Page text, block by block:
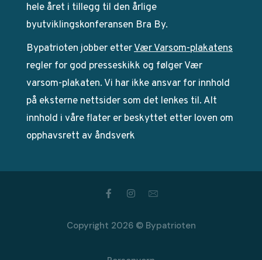
hele året i tillegg til den årlige
byutviklingskonferansen Bra By.
Bypatrioten jobber etterVær Varsom-plakatens
regler for god presseskikk og følger Vær
varsom-plakaten. Vi har ikke ansvar for innhold
på eksterne nettsider som det lenkes til. Alt
innhold i våre flater er beskyttet etter loven om
opphavsrett av åndsverk
Copyright 2026 © Bypatrioten